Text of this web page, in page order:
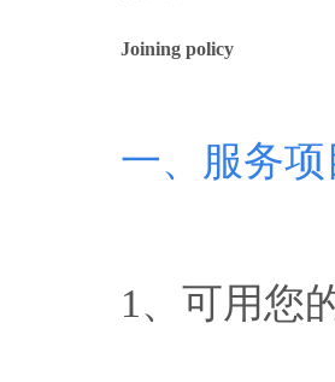
Joining policy
一、服务项
1、可用您